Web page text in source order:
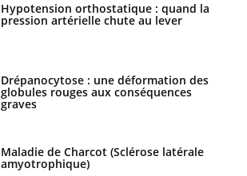
Hypotension orthostatique : quand la
pression artérielle chute au lever
Drépanocytose : une déformation des
globules rouges aux conséquences
graves
Maladie de Charcot (Sclérose latérale
amyotrophique)